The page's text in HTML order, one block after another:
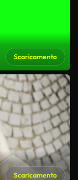
Scaricamento
Scaricamento